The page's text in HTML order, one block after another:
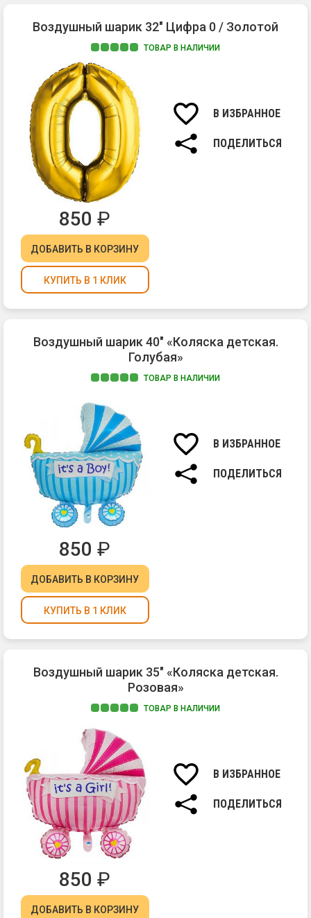
Воздушный шарик 32" Цифра 0 / Золотой
ТОВАР В НАЛИЧИИ
В ИЗБРАННОЕ
ПОДЕЛИТЬСЯ
850 ₽
ДОБАВИТЬ В КОРЗИНУ
КУПИТЬ В 1 КЛИК
Воздушный шарик 40" «Коляска детская.
Голубая»
ТОВАР В НАЛИЧИИ
В ИЗБРАННОЕ
ПОДЕЛИТЬСЯ
850 ₽
ДОБАВИТЬ В КОРЗИНУ
КУПИТЬ В 1 КЛИК
Воздушный шарик 35" «Коляска детская.
Розовая»
ТОВАР В НАЛИЧИИ
В ИЗБРАННОЕ
ПОДЕЛИТЬСЯ
850 ₽
ДОБАВИТЬ В КОРЗИНУ